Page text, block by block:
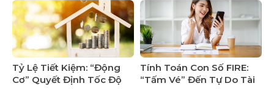
và Hiện Thực
Tỷ Lệ Tiết Kiệm: “Động
Cơ” Quyết Định Tốc Độ
Tính Toán Con Số FIRE:
“Tấm Vé” Đến Tự Do Tài